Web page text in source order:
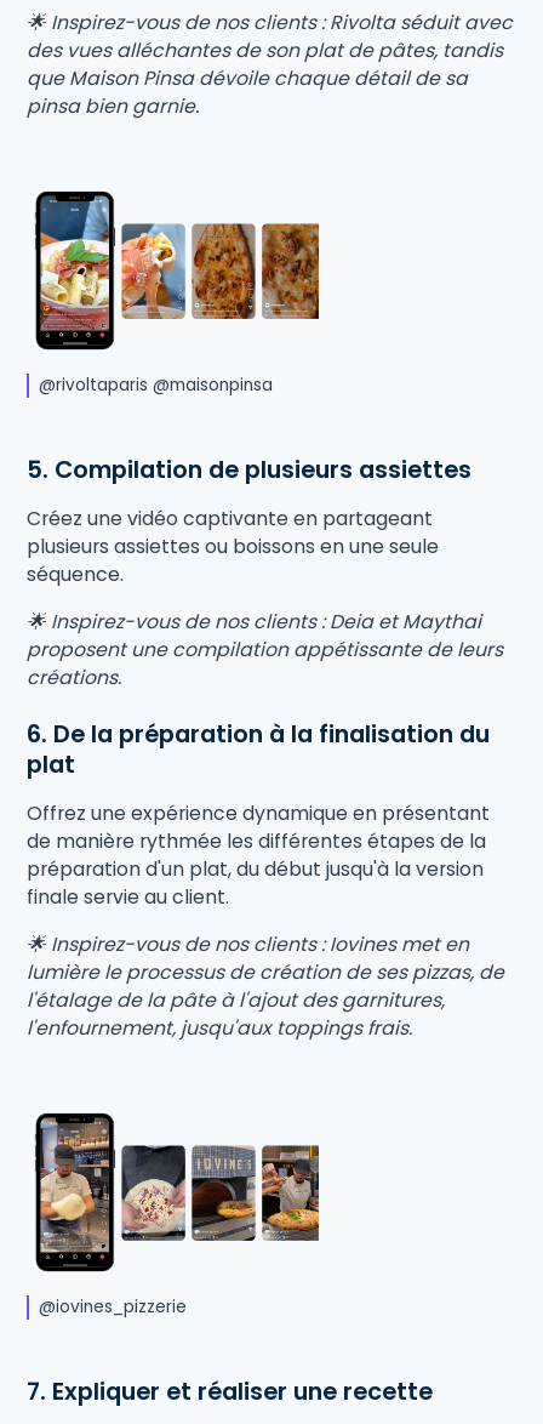
🌟 Inspirez-vous de nos clients : Rivolta séduit avec
des vues alléchantes de son plat de pâtes, tandis
que Maison Pinsa dévoile chaque détail de sa
pinsa bien garnie.
@rivoltaparis @maisonpinsa
5. Compilation de plusieurs assiettes
Créez une vidéo captivante en partageant
plusieurs assiettes ou boissons en une seule
séquence.
🌟 Inspirez-vous de nos clients : Deia et Maythai
proposent une compilation appétissante de leurs
créations.
6. De la préparation à la finalisation du
plat
Offrez une expérience dynamique en présentant
de manière rythmée les différentes étapes de la
préparation d'un plat, du début jusqu'à la version
finale servie au client.
🌟 Inspirez-vous de nos clients : Iovines met en
lumière le processus de création de ses pizzas, de
l'étalage de la pâte à l'ajout des garnitures,
l'enfournement, jusqu'aux toppings frais.
@iovines_pizzerie
7. Expliquer et réaliser une recette